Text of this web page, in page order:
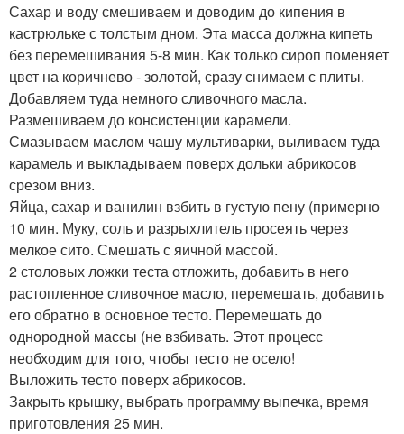
Сахар и воду смешиваем и доводим до кипения в
кастрюльке с толстым дном. Эта масса должна кипеть
без перемешивания 5-8 мин. Как только сироп поменяет
цвет на коричнево - золотой, сразу снимаем с плиты.
Добавляем туда немного сливочного масла.
Размешиваем до консистенции карамели.
Смазываем маслом чашу мультиварки, выливаем туда
карамель и выкладываем поверх дольки абрикосов
срезом вниз.
Яйца, сахар и ванилин взбить в густую пену (примерно
10 мин. Муку, соль и разрыхлитель просеять через
мелкое сито. Смешать с яичной массой.
2 столовых ложки теста отложить, добавить в него
растопленное сливочное масло, перемешать, добавить
его обратно в основное тесто. Перемешать до
однородной массы (не взбивать. Этот процесс
необходим для того, чтобы тесто не осело!
Выложить тесто поверх абрикосов.
Закрыть крышку, выбрать программу выпечка, время
приготовления 25 мин.